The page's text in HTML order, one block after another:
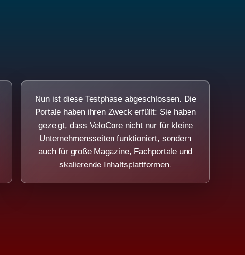
Nun ist diese Testphase abgeschlossen. Die
Portale haben ihren Zweck erfüllt: Sie haben
gezeigt, dass VeloCore nicht nur für kleine
Unternehmensseiten funktioniert, sondern
auch für große Magazine, Fachportale und
skalierende Inhaltsplattformen.